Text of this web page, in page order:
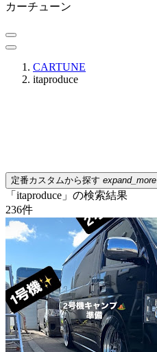
カーチューン
CARTUNE
itaproduce
定番カスタムから探す expand_more
「itaproduce」の検索結果
236件